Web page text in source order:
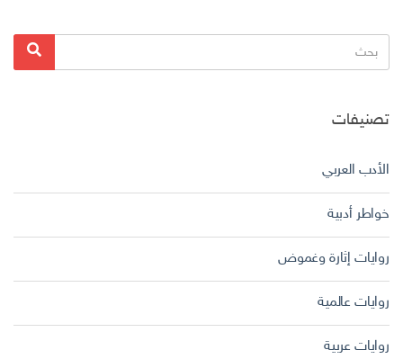
البحث
عن:
بحث
تصنيفات
الأدب العربي
خواطر أدبية
روايات إثارة وغموض
روايات عالمية
روايات عربية